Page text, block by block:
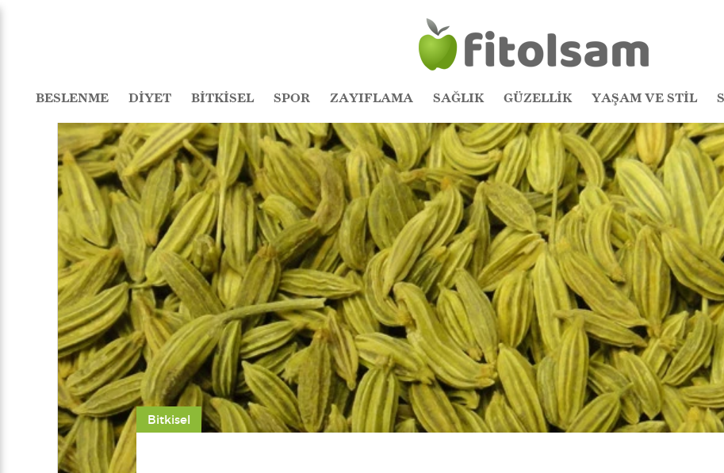
BESLENME DİYET BİTKİSEL SPOR ZAYIFLAMA SAĞLIK GÜZELLİK YAŞAM VE STİL
Bitkisel